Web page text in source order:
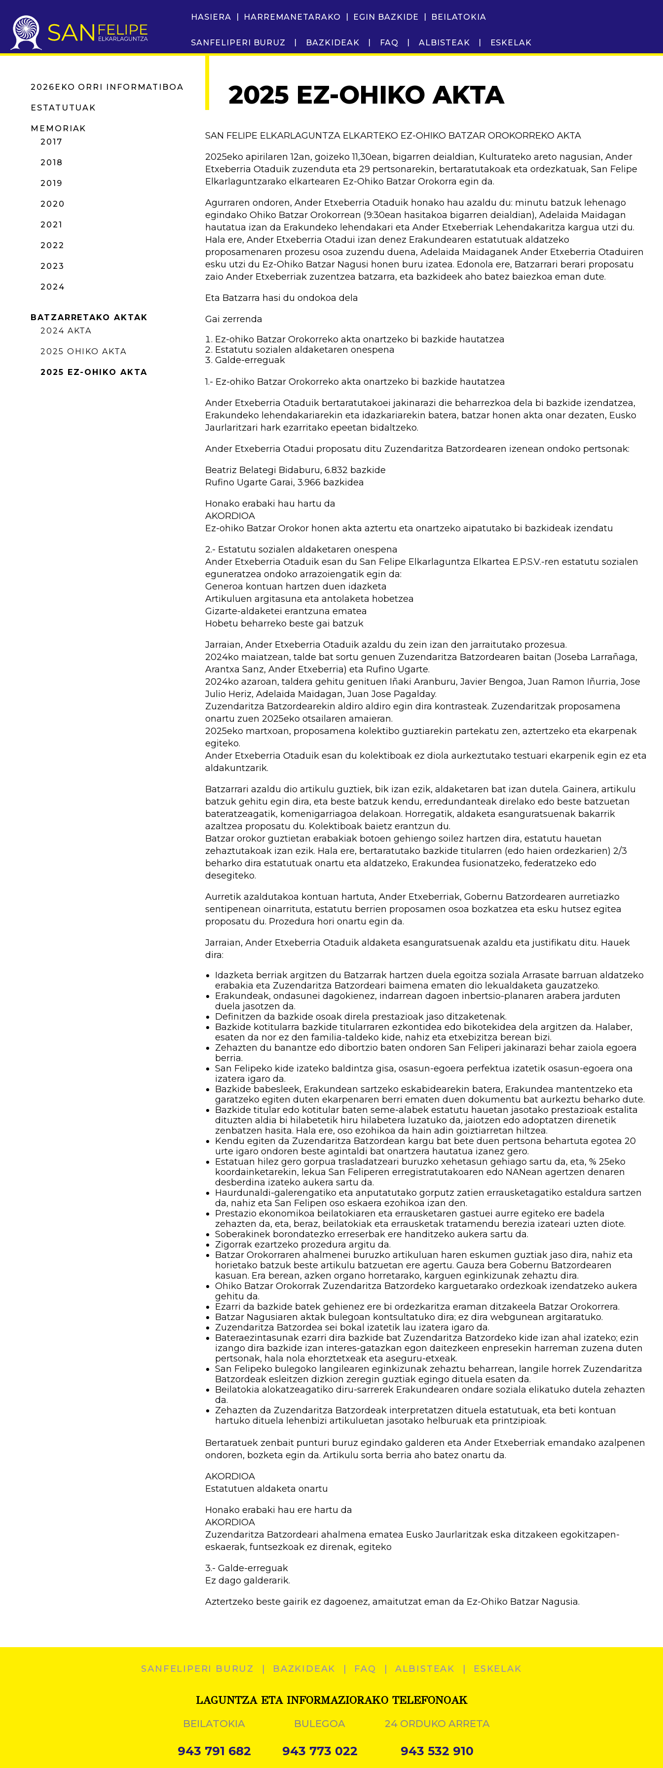
HASIERA HARREMANETARAKO EGIN BAZKIDE BEILATOKIA
SANFELIPERI BURUZ BAZKIDEAK FAQ ALBISTEAK ESKELAK
2026EKO ORRI INFORMATIBOA
ESTATUTUAK
MEMORIAK
2017
2018
2019
2020
2021
2022
2023
2024
BATZARRETAKO AKTAK
2024 AKTA
2025 OHIKO AKTA
2025 EZ-OHIKO AKTA
2025 EZ-OHIKO AKTA
SAN FELIPE ELKARLAGUNTZA ELKARTEKO EZ-OHIKO BATZAR OROKORREKO AKTA
2025eko apirilaren 12an, goizeko 11,30ean, bigarren deialdian, Kulturateko areto nagusian, Ander
Etxeberria Otaduik zuzenduta eta 29 pertsonarekin, bertaratutakoak eta ordezkatuak, San Felipe
Elkarlaguntzarako elkartearen Ez-Ohiko Batzar Orokorra egin da.
Agurraren ondoren, Ander Etxeberria Otaduik honako hau azaldu du: minutu batzuk lehenago
egindako Ohiko Batzar Orokorrean (9:30ean hasitakoa bigarren deialdian), Adelaida Maidagan
hautatua izan da Erakundeko lehendakari eta Ander Etxeberriak Lehendakaritza kargua utzi du.
Hala ere, Ander Etxeberria Otadui izan denez Erakundearen estatutuak aldatzeko
proposamenaren prozesu osoa zuzendu duena, Adelaida Maidaganek Ander Etxeberria Otaduiren
esku utzi du Ez-Ohiko Batzar Nagusi honen buru izatea. Edonola ere, Batzarrari berari proposatu
zaio Ander Etxeberriak zuzentzea batzarra, eta bazkideek aho batez baiezkoa eman dute.
Eta Batzarra hasi du ondokoa dela
Gai zerrenda
Ez-ohiko Batzar Orokorreko akta onartzeko bi bazkide hautatzea
Estatutu sozialen aldaketaren onespena
Galde-erreguak
1.- Ez-ohiko Batzar Orokorreko akta onartzeko bi bazkide hautatzea
Ander Etxeberria Otaduik bertaratutakoei jakinarazi die beharrezkoa dela bi bazkide izendatzea,
Erakundeko lehendakariarekin eta idazkariarekin batera, batzar honen akta onar dezaten, Eusko
Jaurlaritzari hark ezarritako epeetan bidaltzeko.
Ander Etxeberria Otadui proposatu ditu Zuzendaritza Batzordearen izenean ondoko pertsonak:
Beatriz Belategi Bidaburu, 6.832 bazkide
Rufino Ugarte Garai, 3.966 bazkidea
Honako erabaki hau hartu da
AKORDIOA
Ez-ohiko Batzar Orokor honen akta aztertu eta onartzeko aipatutako bi bazkideak izendatu
2.- Estatutu sozialen aldaketaren onespena
Ander Etxeberria Otaduik esan du San Felipe Elkarlaguntza Elkartea E.P.S.V.-ren estatutu sozialen
eguneratzea ondoko arrazoiengatik egin da:
Generoa kontuan hartzen duen idazketa
Artikuluen argitasuna eta antolaketa hobetzea
Gizarte-aldaketei erantzuna ematea
Hobetu beharreko beste gai batzuk
Jarraian, Ander Etxeberria Otaduik azaldu du zein izan den jarraitutako prozesua.
2024ko maiatzean, talde bat sortu genuen Zuzendaritza Batzordearen baitan (Joseba Larrañaga,
Arantxa Sanz, Ander Etxeberria) eta Rufino Ugarte.
2024ko azaroan, taldera gehitu genituen Iñaki Aranburu, Javier Bengoa, Juan Ramon Iñurria, Jose
Julio Heriz, Adelaida Maidagan, Juan Jose Pagalday.
Zuzendaritza Batzordearekin aldiro aldiro egin dira kontrasteak. Zuzendaritzak proposamena
onartu zuen 2025eko otsailaren amaieran.
2025eko martxoan, proposamena kolektibo guztiarekin partekatu zen, aztertzeko eta ekarpenak
egiteko.
Ander Etxeberria Otaduik esan du kolektiboak ez diola aurkeztutako testuari ekarpenik egin ez eta
aldakuntzarik.
Batzarrari azaldu dio artikulu guztiek, bik izan ezik, aldaketaren bat izan dutela. Gainera, artikulu
batzuk gehitu egin dira, eta beste batzuk kendu, erredundanteak direlako edo beste batzuetan
bateratzeagatik, komenigarriagoa delakoan. Horregatik, aldaketa esanguratsuenak bakarrik
azaltzea proposatu du. Kolektiboak baietz erantzun du.
Batzar orokor guztietan erabakiak botoen gehiengo soilez hartzen dira, estatutu hauetan
zehaztutakoak izan ezik. Hala ere, bertaratutako bazkide titularren (edo haien ordezkarien) 2/3
beharko dira estatutuak onartu eta aldatzeko, Erakundea fusionatzeko, federatzeko edo
desegiteko.
Aurretik azaldutakoa kontuan hartuta, Ander Etxeberriak, Gobernu Batzordearen aurretiazko
sentipenean oinarrituta, estatutu berrien proposamen osoa bozkatzea eta esku hutsez egitea
proposatu du. Prozedura hori onartu egin da.
Jarraian, Ander Etxeberria Otaduik aldaketa esanguratsuenak azaldu eta justifikatu ditu. Hauek
dira:
Idazketa berriak argitzen du Batzarrak hartzen duela egoitza soziala Arrasate barruan aldatzeko
erabakia eta Zuzendaritza Batzordeari baimena ematen dio lekualdaketa gauzatzeko.
Erakundeak, ondasunei dagokienez, indarrean dagoen inbertsio-planaren arabera jarduten
duela jasotzen da.
Definitzen da bazkide osoak direla prestazioak jaso ditzaketenak.
Bazkide kotitularra bazkide titularraren ezkontidea edo bikotekidea dela argitzen da. Halaber,
esaten da nor ez den familia-taldeko kide, nahiz eta etxebizitza berean bizi.
Zehazten du banantze edo dibortzio baten ondoren San Feliperi jakinarazi behar zaiola egoera
berria.
San Felipeko kide izateko baldintza gisa, osasun-egoera perfektua izatetik osasun-egoera ona
izatera igaro da.
Bazkide babesleek, Erakundean sartzeko eskabidearekin batera, Erakundea mantentzeko eta
garatzeko egiten duten ekarpenaren berri ematen duen dokumentu bat aurkeztu beharko dute.
Bazkide titular edo kotitular baten seme-alabek estatutu hauetan jasotako prestazioak estalita
dituzten aldia bi hilabetetik hiru hilabetera luzatuko da, jaiotzen edo adoptatzen direnetik
zenbatzen hasita. Hala ere, oso ezohikoa da hain adin goiztiarretan hiltzea.
Kendu egiten da Zuzendaritza Batzordean kargu bat bete duen pertsona behartuta egotea 20
urte igaro ondoren beste agintaldi bat onartzera hautatua izanez gero.
Estatuan hilez gero gorpua trasladatzeari buruzko xehetasun gehiago sartu da, eta, % 25eko
koordainketarekin, lekua San Feliperen erregistratutakoaren edo NANean agertzen denaren
desberdina izateko aukera sartu da.
Haurdunaldi-galerengatiko eta anputatutako gorputz zatien errausketagatiko estaldura sartzen
da, nahiz eta San Felipen oso eskaera ezohikoa izan den.
Prestazio ekonomikoa beilatokiaren eta errausketaren gastuei aurre egiteko ere badela
zehazten da, eta, beraz, beilatokiak eta errausketak tratamendu berezia izateari uzten diote.
Soberakinek borondatezko erreserbak ere handitzeko aukera sartu da.
Zigorrak ezartzeko prozedura argitu da.
Batzar Orokorraren ahalmenei buruzko artikuluan haren eskumen guztiak jaso dira, nahiz eta
horietako batzuk beste artikulu batzuetan ere agertu. Gauza bera Gobernu Batzordearen
kasuan. Era berean, azken organo horretarako, karguen eginkizunak zehaztu dira.
Ohiko Batzar Orokorrak Zuzendaritza Batzordeko karguetarako ordezkoak izendatzeko aukera
gehitu da.
Ezarri da bazkide batek gehienez ere bi ordezkaritza eraman ditzakeela Batzar Orokorrera.
Batzar Nagusiaren aktak bulegoan kontsultatuko dira; ez dira webgunean argitaratuko.
Zuzendaritza Batzordea sei bokal izatetik lau izatera igaro da.
Bateraezintasunak ezarri dira bazkide bat Zuzendaritza Batzordeko kide izan ahal izateko; ezin
izango dira bazkide izan interes-gatazkan egon daitezkeen enpresekin harreman zuzena duten
pertsonak, hala nola ehorztetxeak eta aseguru-etxeak.
San Felipeko bulegoko langilearen eginkizunak zehaztu beharrean, langile horrek Zuzendaritza
Batzordeak esleitzen dizkion zeregin guztiak egingo dituela esaten da.
Beilatokia alokatzeagatiko diru-sarrerek Erakundearen ondare soziala elikatuko dutela zehazten
da.
Zehazten da Zuzendaritza Batzordeak interpretatzen dituela estatutuak, eta beti kontuan
hartuko dituela lehenbizi artikuluetan jasotako helburuak eta printzipioak.
Bertaratuek zenbait punturi buruz egindako galderen eta Ander Etxeberriak emandako azalpenen
ondoren, bozketa egin da. Artikulu sorta berria aho batez onartu da.
AKORDIOA
Estatutuen aldaketa onartu
Honako erabaki hau ere hartu da
AKORDIOA
Zuzendaritza Batzordeari ahalmena ematea Eusko Jaurlaritzak eska ditzakeen egokitzapen-
eskaerak, funtsezkoak ez direnak, egiteko
3.- Galde-erreguak
Ez dago galderarik.
Aztertzeko beste gairik ez dagoenez, amaitutzat eman da Ez-Ohiko Batzar Nagusia.
SANFELIPERI BURUZ BAZKIDEAK FAQ ALBISTEAK ESKELAK
LAGUNTZA ETA INFORMAZIORAKO TELEFONOAK
BEILATOKIA
943 791 682
BULEGOA
943 773 022
24 ORDUKO ARRETA
943 532 910